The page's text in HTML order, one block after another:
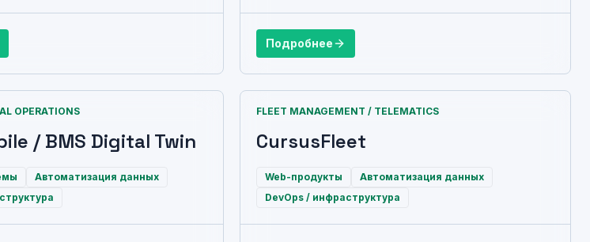
Подробнее
OPERATIONS
/ BMS Digital Twin
Автоматизация данных
FLEET MANAGEMENT / TELEMATICS
CursusFleet
Web-продукты
Автоматизация данных
DevOps / инфраструктура